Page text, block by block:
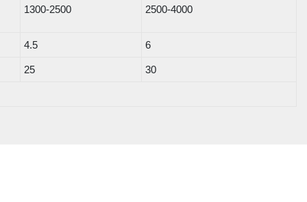
1300-2500 2500-4000
4.5 6
25 30